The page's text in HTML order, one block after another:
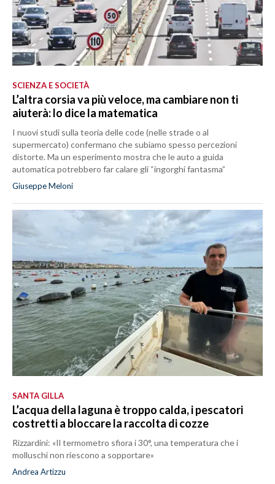
SCIENZA E SOCIETÀ
L’altra corsia va più veloce, ma cambiare non ti
aiuterà: lo dice la matematica
I nuovi studi sulla teoria delle code (nelle strade o al
supermercato) confermano che subiamo spesso percezioni
distorte. Ma un esperimento mostra che le auto a guida
automatica potrebbero far calare gli “ingorghi fantasma”
Giuseppe Meloni
SANTA GILLA
L’acqua della laguna è troppo calda, i pescatori
costretti a bloccare la raccolta di cozze
Rizzardini: «Il termometro sfiora i 30°, una temperatura che i
molluschi non riescono a sopportare»
Andrea Artizzu